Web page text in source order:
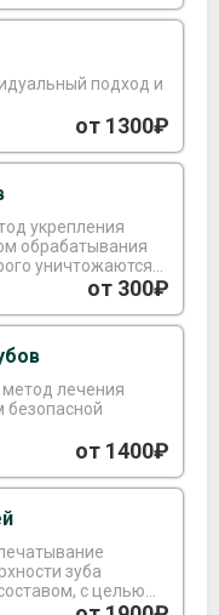
от 1300₽
обрабатывания
уничтожаются
от 300₽
лечения
безопасной
от 1400₽
зуба
с целью
пищи и